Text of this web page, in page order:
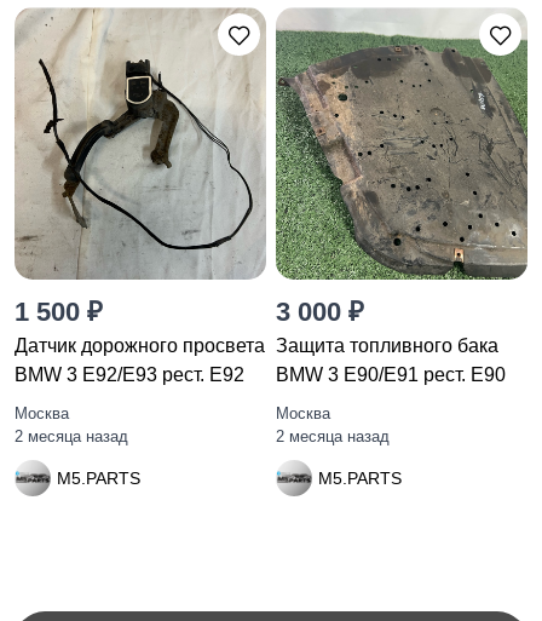
1 500 ₽
Датчик дорожного просвета
BMW 3 E92/E93 рест. E92
Москва
2 месяца назад
M5.PARTS
3 000 ₽
Защита топливного бака
BMW 3 E90/E91 рест. E90
Москва
2 месяца назад
M5.PARTS